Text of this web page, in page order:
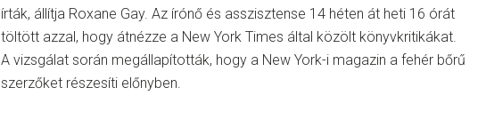
írták, állítja Roxane Gay. Az írónő és asszisztense 14 héten át heti 16 órát
töltött azzal, hogy átnézze a New York Times által közölt könyvkritikákat.
A vizsgálat során megállapították, hogy a New York-i magazin a fehér bőrű
szerzőket részesíti előnyben.